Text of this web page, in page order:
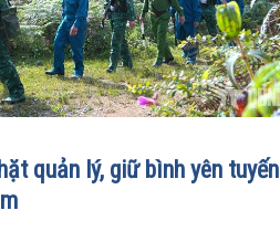
quản lý, giữ bình yên tuyến